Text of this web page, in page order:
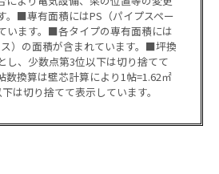
。■専有面積にはPS（パイプスペー
います。■各タイプの専有面積には
）の面積が含まれています。■坪換
し、少数点第3位以下は切り捨てて
換算は壁芯計算により1帖=1.62㎡
は切り捨てて表示しています。